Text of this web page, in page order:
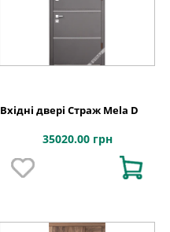
Вхідні двері Страж Mela D
35020.00 грн